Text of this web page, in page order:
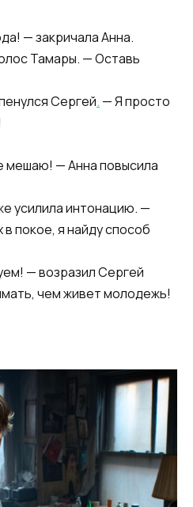
— закричала Анна.
Тамары. — Оставь
Сергей. — Я просто
мешаю! — Анна повысила
усилила интонацию. —
покое, я найду способ
— возразил Сергей
чем живет молодежь!